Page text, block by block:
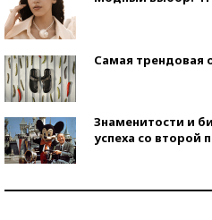
Самая трендовая
Знаменитости и
успеха со второй